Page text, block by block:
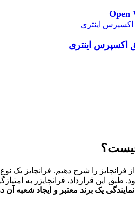
اکسپرس اینتری
یک برند معتبر و ایجاد شعبه